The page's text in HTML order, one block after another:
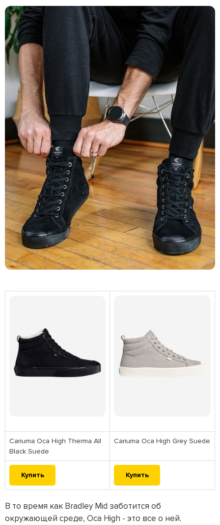
Cariuma Oca High Therma All
Black Suede
Cariuma Oca High Grey Suede
Купить Купить
В то время как Bradley Mid заботится об
окружающей среде, Oca High - это все о ней.